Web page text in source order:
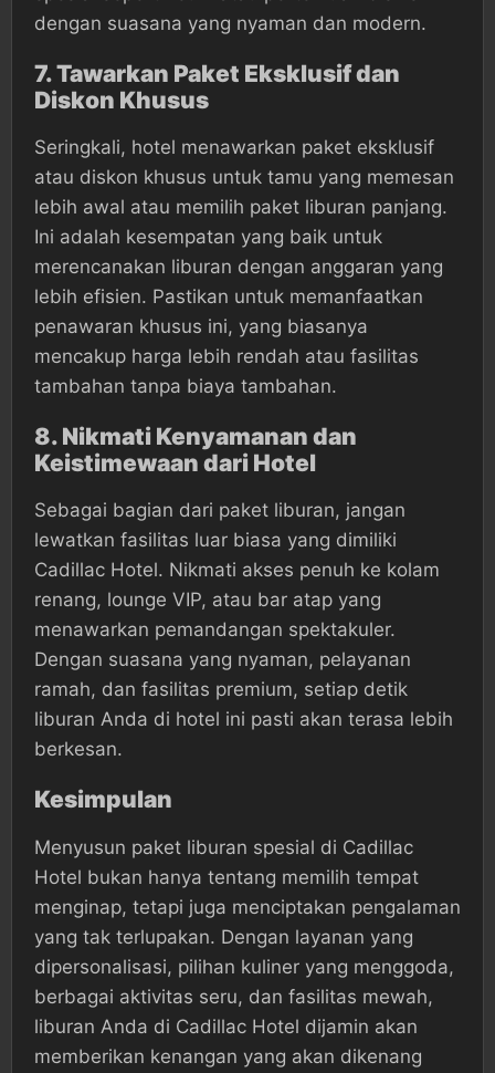
dengan suasana yang nyaman dan modern.
7.Tawarkan Paket Eksklusif dan
Diskon Khusus
Seringkali, hotel menawarkan paket eksklusif
atau diskon khusus untuk tamu yang memesan
lebih awal atau memilih paket liburan panjang.
Ini adalah kesempatan yang baik untuk
merencanakan liburan dengan anggaran yang
lebih efisien. Pastikan untuk memanfaatkan
penawaran khusus ini, yang biasanya
mencakup harga lebih rendah atau fasilitas
tambahan tanpa biaya tambahan.
8. Nikmati Kenyamanan dan
Keistimewaan dari Hotel
Sebagai bagian dari paket liburan, jangan
lewatkan fasilitas luar biasa yang dimiliki
Cadillac Hotel. Nikmati akses penuh ke kolam
renang, lounge VIP, atau bar atap yang
menawarkan pemandangan spektakuler.
Dengan suasana yang nyaman, pelayanan
ramah, dan fasilitas premium, setiap detik
liburan Anda di hotel ini pasti akan terasa lebih
berkesan.
Kesimpulan
Menyusun paket liburan spesial di Cadillac
Hotel bukan hanya tentang memilih tempat
menginap, tetapi juga menciptakan pengalaman
yang tak terlupakan. Dengan layanan yang
dipersonalisasi, pilihan kuliner yang menggoda,
berbagai aktivitas seru, dan fasilitas mewah,
liburan Anda di Cadillac Hotel dijamin akan
memberikan kenangan yang akan dikenang